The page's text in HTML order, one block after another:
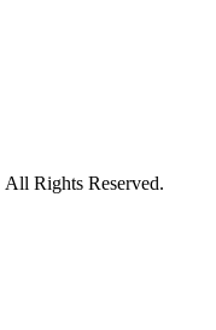
Rights Reserved.